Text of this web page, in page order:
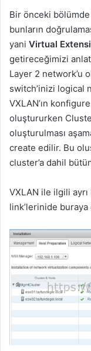
t
a
g
ö
n
d
e
r
m
e
k
Bir önceki
bunların
yani Virtual
getireceğimizi
Layer 2
switch’inizi logical
VXLAN’ın
oluştururken
oluşturulması
create edilir. Bu
cluster’a dahil
VXLAN ile ilgili ayrı
link’lerinide